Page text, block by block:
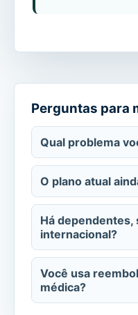
Perguntas para
Qual problema
O plano atual
Há dependentes,
internacional?
Você usa
médica?